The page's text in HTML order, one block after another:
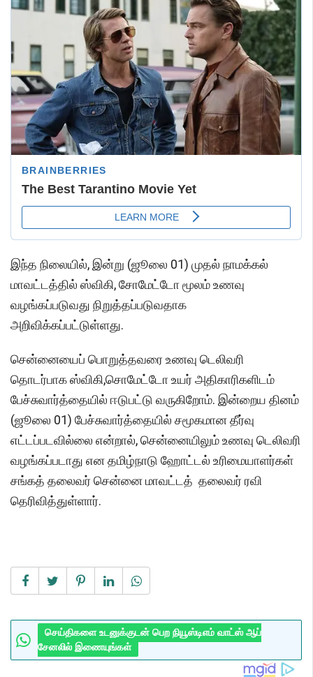
இந்த நிலையில், இன்று (ஜூலை 01) முதல் நாமக்கல்
மாவட்டத்தில் ஸ்விகி, சோமேட்டோ மூலம் உணவு
வழங்கப்படுவது நிறுத்தப்படுவதாக
அறிவிக்கப்பட்டுள்ளது.
சென்னையைப் பொறுத்தவரை உணவு டெலிவரி
தொடர்பாக ஸ்விகி,சொமேட்டோ உயர் அதிகாரிகளிடம்
பேச்சுவார்த்தையில் ஈடுபட்டு வருகிறோம். இன்றைய தினம்
(ஜூலை 01) பேச்சுவார்த்தையில் சமூகமான தீர்வு
எட்டப்படவில்லை என்றால், சென்னையிலும் உணவு டெலிவரி
வழங்கப்படாது என தமிழ்நாடு ஹோட்டல் உரிமையாளர்கள்
சங்கத் தலைவர் சென்னை மாவட்டத் தலைவர் ரவி
தெரிவித்துள்ளார்.
செய்திகளை உடனுக்குடன் பெற நியூஸ்டிஎம் வாட்ஸ் ஆப்
சேனலில் இணையுங்கள்